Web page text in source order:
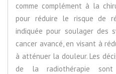
comme complément à la
pour réduire le risque de
indiquée pour soulager des
cancer avancé, en visant à
à atténuer la douleur. Les
de la radiothérapie